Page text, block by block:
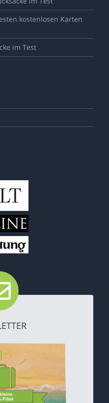
kostenlosen Karten
im Test